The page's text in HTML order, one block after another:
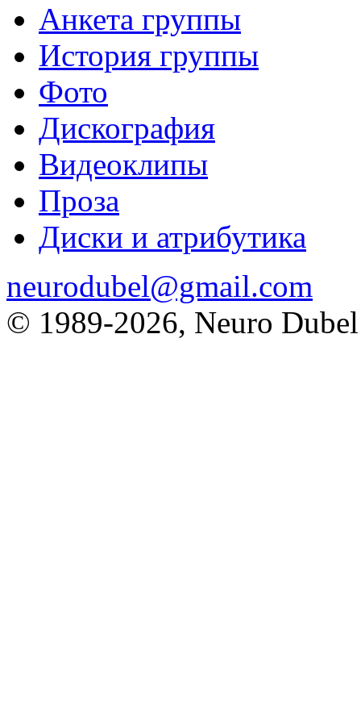
Анкета группы
История группы
Фото
Дискография
Видеоклипы
Проза
Диски и атрибутика
neurodubel@gmail.com
© 1989-2026, Neuro Dubel